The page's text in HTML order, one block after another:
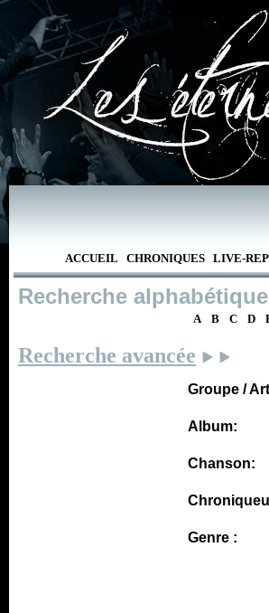
ACCUEIL CHRONIQUES LIVE-
Recherche
A B C D
Recherche avancée
Groupe /
Album:
Chanson:
Genre :